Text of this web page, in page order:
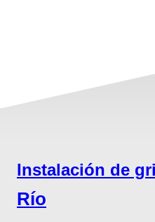
Instalación de
Río